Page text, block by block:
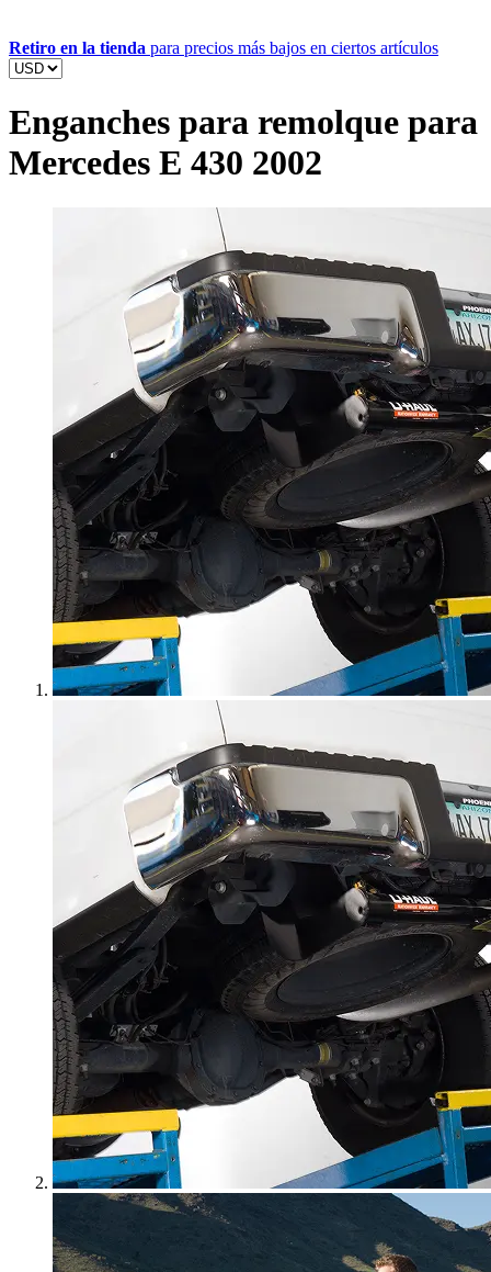
Retiro en la tienda para precios más bajos en ciertos artículos
Enganches para remolque para
Mercedes E 430 2002